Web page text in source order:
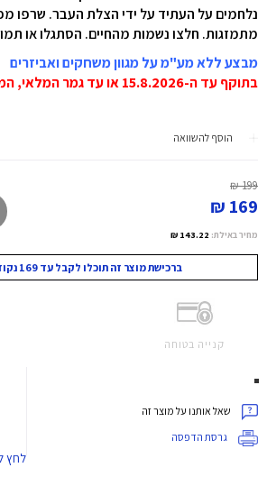
נלחמים על העתיד על ידי הצלת העבר. שרפו
מתמזגות. חלצו נשמות מהחיים. הסתגלו או
מבצע ללא מע"מ על מגוון משחקים ואביזרים
בתוקף עד ה-15.8.2026 או עד גמר המלאי, המוקדם מביניהם!
הוסף להשוואה
199 ₪
169 ₪
מחיר באילת: 143.22 ₪
ברכישת מוצר זה תוכלו לקבל עד 169 נקודות מועדון!
קנייה בטוחה
שאל אותנו על מוצר זה
גרסת הדפסה
לחץ